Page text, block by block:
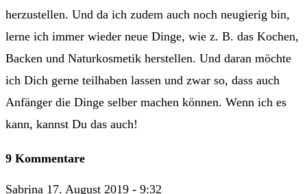
herzustellen. Und da ich zudem auch noch neugierig bin,
lerne ich immer wieder neue Dinge, wie z. B. das Kochen,
Backen und Naturkosmetik herstellen. Und daran möchte
ich Dich gerne teilhaben lassen und zwar so, dass auch
Anfänger die Dinge selber machen können. Wenn ich es
kann, kannst Du das auch!
9 Kommentare
Sabrina 17. August 2019 - 9:32